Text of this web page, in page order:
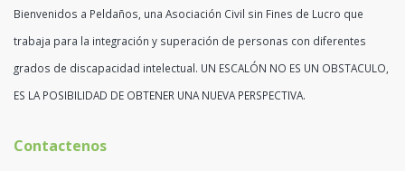
Bienvenidos a Peldaños, una Asociación Civil sin Fines de Lucro que
trabaja para la integración y superación de personas con diferentes
grados de discapacidad intelectual. UN ESCALÓN NO ES UN OBSTACULO,
ES LA POSIBILIDAD DE OBTENER UNA NUEVA PERSPECTIVA.
Contactenos